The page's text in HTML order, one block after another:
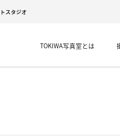
スタジオ
TOKIWA写真室とは